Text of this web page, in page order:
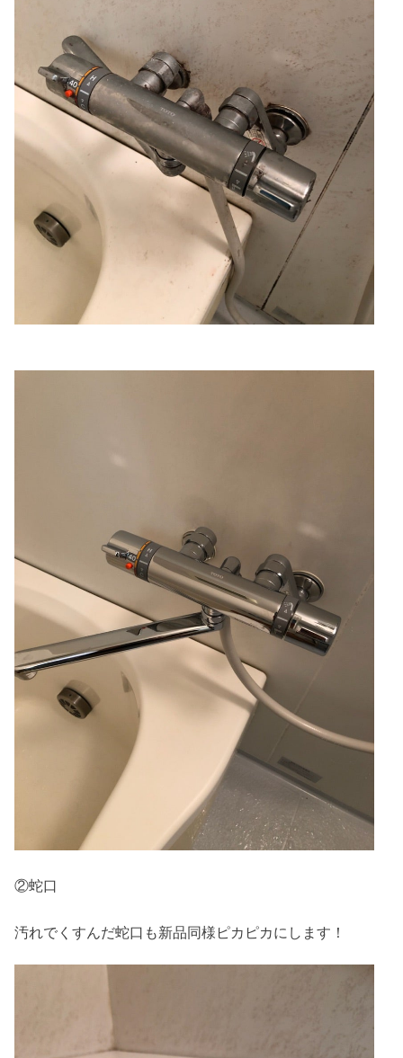
②蛇口
汚れでくすんだ蛇口も新品同様ピカピカにします！